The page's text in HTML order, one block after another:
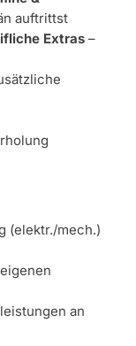
auftrittst
Extras –
(elektr./mech.)
an